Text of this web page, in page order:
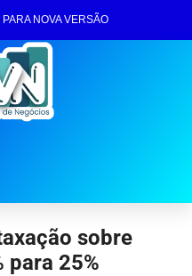
NOVA VERSÃO
sobre
para 25%